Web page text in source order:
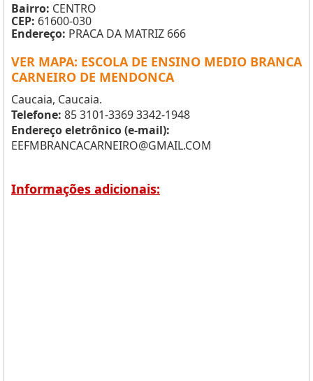
Bairro: CENTRO
CEP: 61600-030
Endereço: PRACA DA MATRIZ 666
VER MAPA: ESCOLA DE ENSINO MEDIO BRANCA
CARNEIRO DE MENDONCA
Caucaia, Caucaia.
Telefone: 85 3101-3369 3342-1948
Endereço eletrônico (e-mail):
EEFMBRANCACARNEIRO@GMAIL.COM
Informações adicionais: